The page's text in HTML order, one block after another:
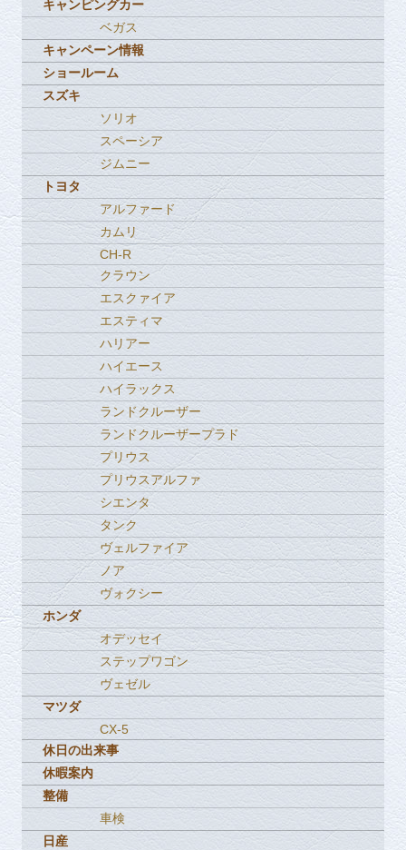
キャンピングカー
ベガス
キャンペーン情報
ショールーム
スズキ
ソリオ
スペーシア
ジムニー
トヨタ
アルファード
カムリ
CH-R
クラウン
エスクァイア
エスティマ
ハリアー
ハイエース
ハイラックス
ランドクルーザー
ランドクルーザープラド
プリウス
プリウスアルファ
シエンタ
タンク
ヴェルファイア
ノア
ヴォクシー
ホンダ
オデッセイ
ステップワゴン
ヴェゼル
マツダ
CX-5
休日の出来事
休暇案内
整備
車検
日産